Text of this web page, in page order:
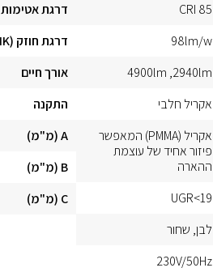
CRI 85
98lm/w
2940lm
4900lm
אקריל חלבי
אקריל (PMMA) המאפשר
פיזור אחיד של עוצמת
ההארה
UGR<19
לבן שחור
230V/50Hz
דרגת אטימות
דרגת חוזק (IK)
אורך חיים
התקנה
A (מ"מ)
B (מ"מ)
C (מ"מ)